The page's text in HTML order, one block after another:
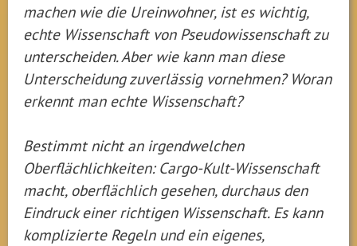
machen wie die Ureinwohner, ist es wichtig,
echte Wissenschaft von Pseudowissenschaft zu
unterscheiden. Aber wie kann man diese
Unterscheidung zuverlässig vornehmen? Woran
erkennt man echte Wissenschaft?
Bestimmt nicht an irgendwelchen
Oberflächlichkeiten: Cargo-Kult-Wissenschaft
macht, oberflächlich gesehen, durchaus den
Eindruck einer richtigen Wissenschaft. Es kann
komplizierte Regeln und ein eigenes,